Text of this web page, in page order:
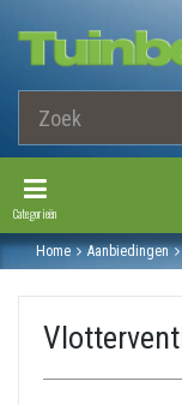
Toggle Navigation
Categorieën
Home Aanbiedingen